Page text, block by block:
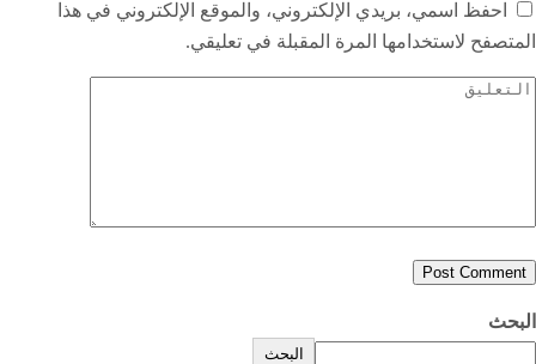
احفظ اسمي، بريدي الإلكتروني، والموقع الإلكتروني في هذا
المتصفح لاستخدامها المرة المقبلة في تعليقي.
البحث
البحث